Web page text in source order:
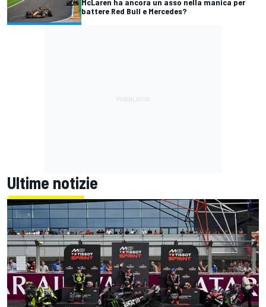
battere Red Bull e Mercedes?
Ultime notizie